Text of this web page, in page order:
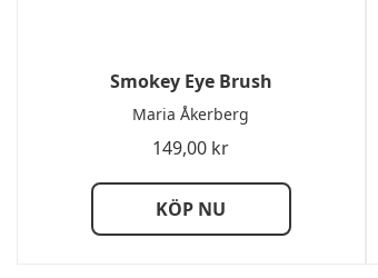
Smokey Eye Brush
Maria Åkerberg
149,00 kr
KÖP NU